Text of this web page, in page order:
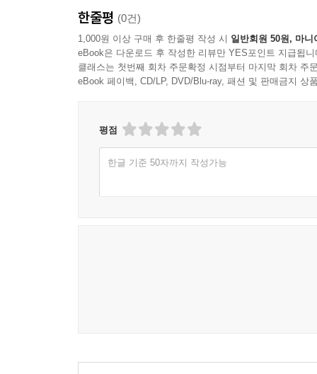
한줄평 (0건)
1,000원 이상 구매 후 한줄평 작성 시 일반회원 50원, 마니
eBook은 다운로드 후 작성한 리뷰만 YES포인트 지급됩니
클래스는 첫번째 회차 주문확정 시점부터 마지막 회차 주
eBook 페이백, CD/LP, DVD/Blu-ray, 패션 및 판매금지 상
평점
한글 기준 50자까지 작성가능